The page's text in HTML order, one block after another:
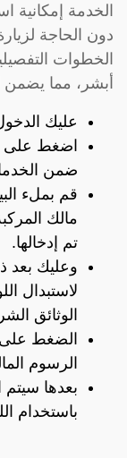
الخدمة إمكانية
دون الحاجة
الخطوات
أبشر، مما يضمن
عليك
اضغط على
ضمن
قم بملء
مالك
تم إدخالها.
وعليك بعد
لاستبدال
الوثائق
الضغط على
الرسوم
بعدها
باستخدام